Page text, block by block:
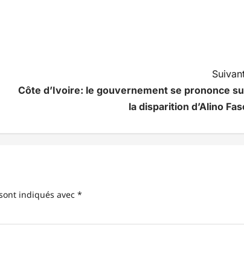
Côte d’Ivoire: le gouvernement se prononce
la disparition d’Alino
indiqués avec *